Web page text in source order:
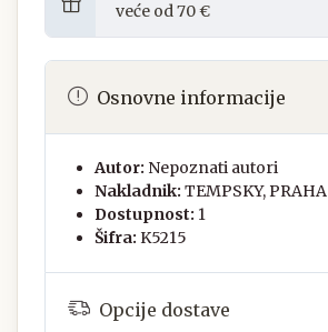
veće od 70 €
Osnovne informacije
Autor: Nepoznati autori
Nakladnik: TEMPSKY, PRAHA
Dostupnost: 1
Šifra: K5215
Opcije dostave